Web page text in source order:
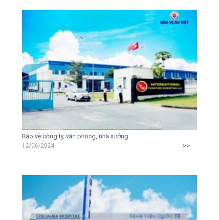
Bảo vệ công ty, văn phòng, nhà xưởng
12/06/2024 >>